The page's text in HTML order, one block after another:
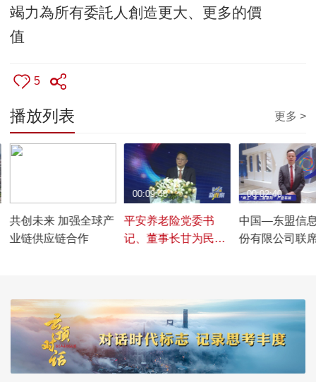
竭力為所有委託人創造更大、更多的價
值
5
播放列表 更多 >
共创未来 加强全球产
业链供应链合作
平安养老险党委书
记、董事长甘为民：
00:09:48
中国—东盟信
份有限公司联
00:02:40